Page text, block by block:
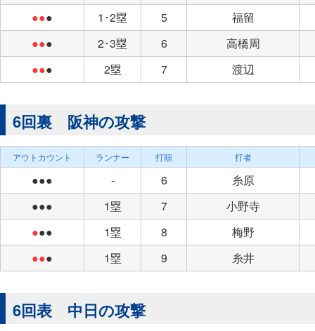
●●● 1･2塁 5
福留
●●● 2･3塁 6
高橋周
●●● 2塁 7 渡辺
6回裏 阪神の攻撃
アウトカウント ランナー 打順 打者
●●● - 6
糸原
●●●
1塁 7
小野寺
●●● 1塁 8
梅野
●●● 1塁 9 糸井
6回表 中日の攻撃